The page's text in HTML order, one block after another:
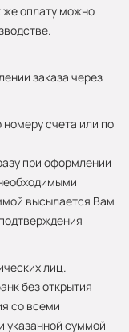
же оплату можно
заказа через
номеру счета или по
при оформлении
высылается Вам
лиц.
без открытия
со всеми
указанной суммой